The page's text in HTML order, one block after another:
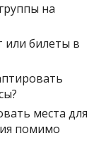
на
или билеты в
места для
помимо